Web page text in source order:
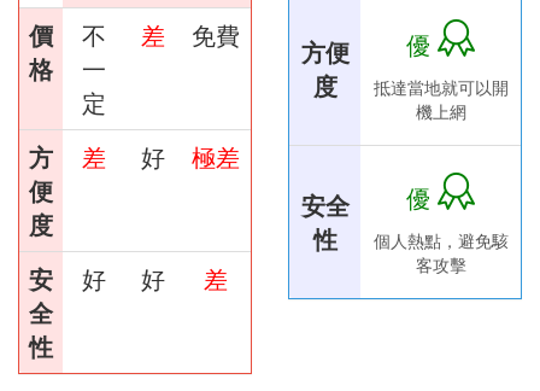
價
格
不
一
定
差 免費
方
便
度
差 好 極差
安
全
性
好 好 差
方便
度
優
抵達當地就可以開
機上網
安全
性
優
個人熱點，避免駭
客攻擊